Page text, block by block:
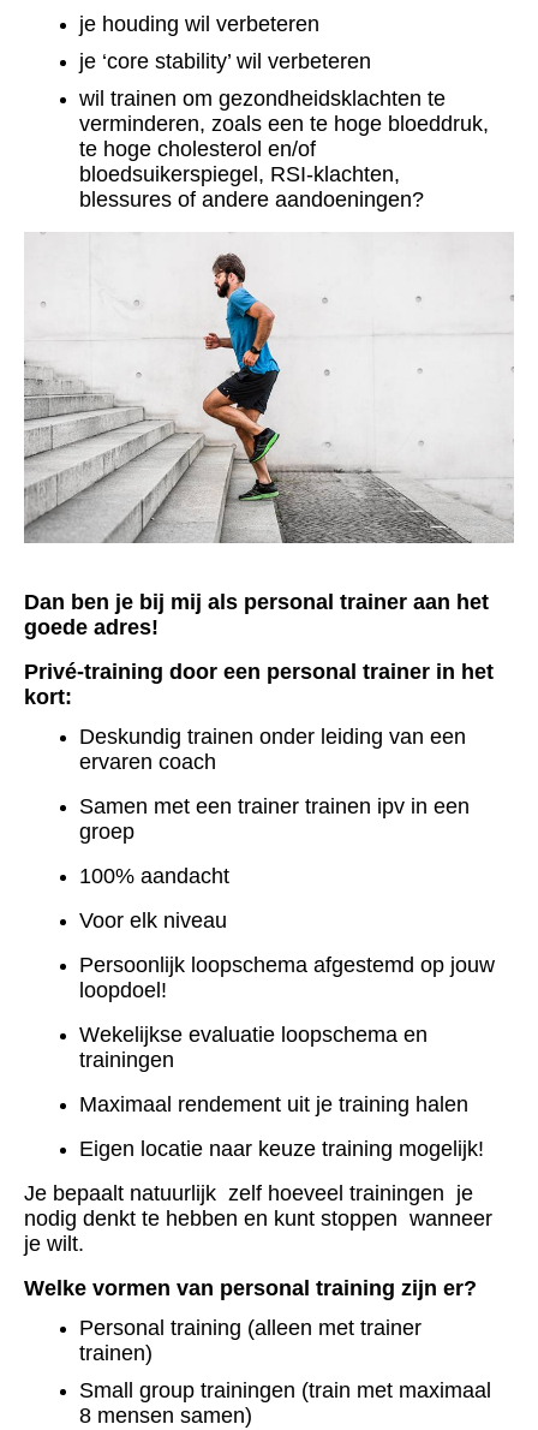
je houding wil verbeteren
je ‘core stability’ wil verbeteren
wil trainen om gezondheidsklachten te
verminderen, zoals een te hoge bloeddruk,
te hoge cholesterol en/of
bloedsuikerspiegel, RSI-klachten,
blessures of andere aandoeningen?
Dan ben je bij mij als personal trainer aan het
goede adres!
Privé-training door een personal trainer in het
kort:
Deskundig trainen onder leiding van een
ervaren coach
Samen met een trainer trainen ipv in een
groep
100% aandacht
Voor elk niveau
Persoonlijk loopschema afgestemd op jouw
loopdoel!
Wekelijkse evaluatie loopschema en
trainingen
Maximaal rendement uit je training halen
Eigen locatie naar keuze training mogelijk!
Je bepaalt natuurlijk zelf hoeveel trainingen je
nodig denkt te hebben en kunt stoppen wanneer
je wilt.
Welke vormen van personal training zijn er?
Personal training (alleen met trainer
trainen)
Small group trainingen (train met maximaal
8 mensen samen)